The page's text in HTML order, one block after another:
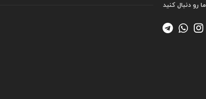
ما رو دنبال کنید